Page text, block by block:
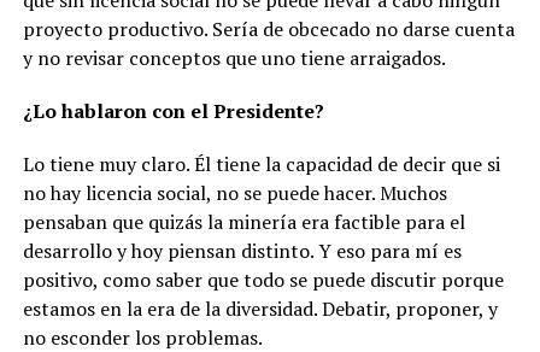
proyecto productivo. Sería de obcecado no darse cuenta
y no revisar conceptos que uno tiene arraigados.
¿Lo hablaron con el Presidente?
Lo tiene muy claro. Él tiene la capacidad de decir que si
no hay licencia social, no se puede hacer. Muchos
pensaban que quizás la minería era factible para el
desarrollo y hoy piensan distinto. Y eso para mí es
positivo, como saber que todo se puede discutir porque
estamos en la era de la diversidad. Debatir, proponer, y
no esconder los problemas.